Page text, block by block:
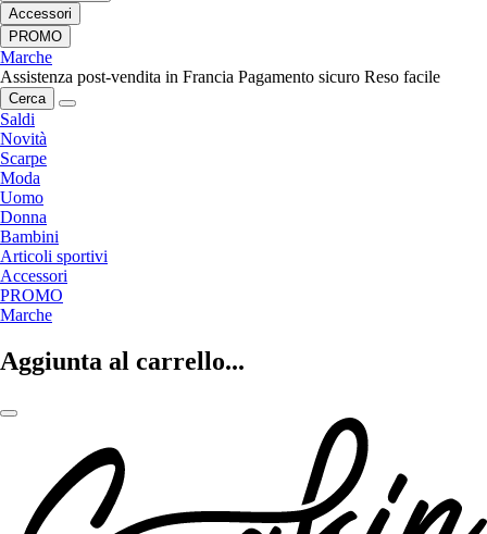
Accessori
PROMO
Marche
Assistenza post-vendita in Francia Pagamento sicuro Reso facile
Cerca
Saldi
Novità
Scarpe
Moda
Uomo
Donna
Bambini
Articoli sportivi
Accessori
PROMO
Marche
Aggiunta al carrello...